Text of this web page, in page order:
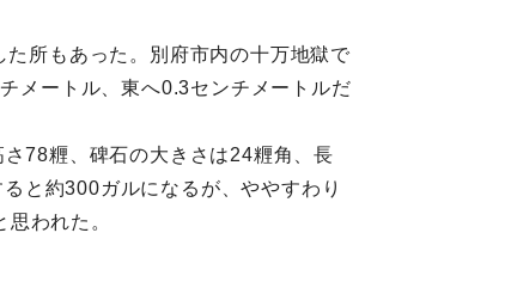
所もあった。別府市内の十万地獄で
メートル、東へ0.3センチメートルだ
78糎、碑石の大きさは24糎角、長
と約300ガルになるが、ややすわり
われた。